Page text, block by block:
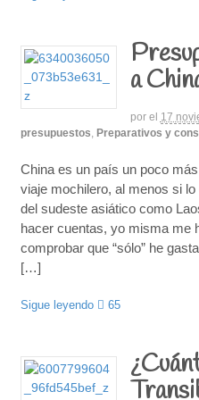
a
por el 17
presupuestos, Preparativos y
China es un país un poco
viaje mochilero, al menos si
del sudeste asiático como
hacer cuentas, yo misma me
comprobar que “sólo” he
[…]
Sigue leyendo 65